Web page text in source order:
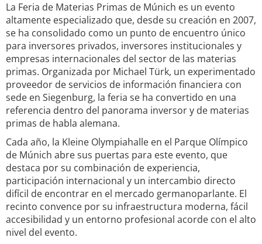
La Feria de Materias Primas de Múnich es un evento
altamente especializado que, desde su creación en 2007,
se ha consolidado como un punto de encuentro único
para inversores privados, inversores institucionales y
empresas internacionales del sector de las materias
primas. Organizada por Michael Türk, un experimentado
proveedor de servicios de información financiera con
sede en Siegenburg, la feria se ha convertido en una
referencia dentro del panorama inversor y de materias
primas de habla alemana.
Cada año, la Kleine Olympiahalle en el Parque Olímpico
de Múnich abre sus puertas para este evento, que
destaca por su combinación de experiencia,
participación internacional y un intercambio directo
difícil de encontrar en el mercado germanoparlante. El
recinto convence por su infraestructura moderna, fácil
accesibilidad y un entorno profesional acorde con el alto
nivel del evento.